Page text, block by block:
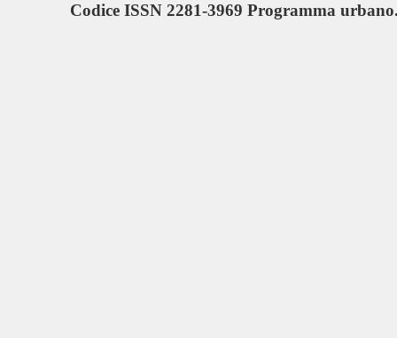
Codice ISSN 2281-3969 Programma